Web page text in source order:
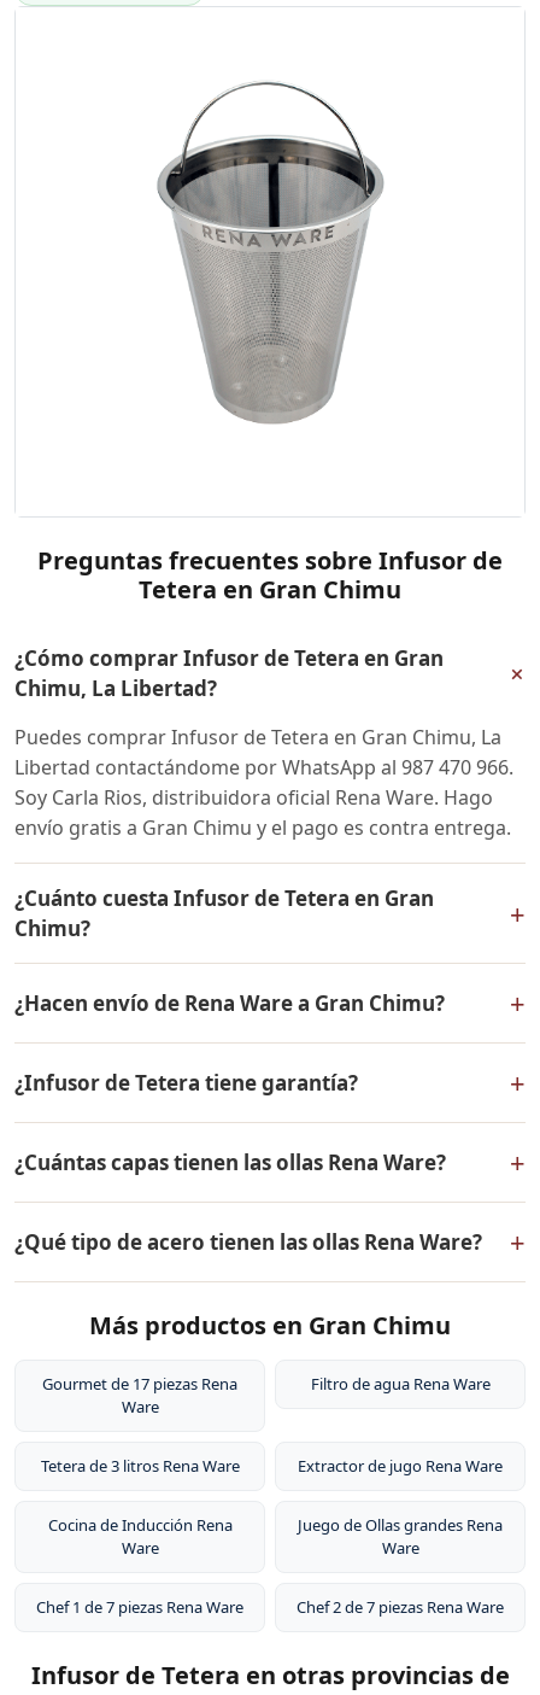
Preguntas frecuentes sobre Infusor de
Tetera en Gran Chimu
¿Cómo comprar Infusor de Tetera en Gran
Chimu, La Libertad?
+
Puedes comprar Infusor de Tetera en Gran Chimu, La
Libertad contactándome por WhatsApp al 987 470 966.
Soy Carla Rios, distribuidora oficial Rena Ware. Hago
envío gratis a Gran Chimu y el pago es contra entrega.
¿Cuánto cuesta Infusor de Tetera en Gran
Chimu?
+
Perú. Contáctame por WhatsApp para conocer el precio
actual, promociones disponibles y facilidades de pago
en cuotas desde el 10% de inicial.
¿Hacen envío de Rena Ware a Gran Chimu? +
Chimu, La Libertad y a todo el Perú. El pago es contra
entrega.
¿Infusor de Tetera tiene garantía? +
defectos de fabricación. Todos los productos Rena
Ware están fabricados en acero inoxidable quirúrgico
18/10 de la más alta calidad.
¿Cuántas capas tienen las ollas Rena Ware? +
dos capas externas de acero inoxidable quirúrgico
18/10, dos capas de aleación de aluminio para
aluminio puro. Este diseño permite cocinar a baja
alimentos.
¿Qué tipo de acero tienen las ollas Rena Ware? +
inoxidable quirúrgico 18/10 (18% cromo, 10% níquel).
sustancias tóxicas, no altera el sabor de los alimentos y
es extremadamente duradero. Por eso tienen garantía
Más productos en Gran Chimu
Gourmet de 17 piezas Rena
Ware
Filtro de agua Rena Ware
Tetera de 3 litros Rena Ware Extractor de jugo Rena Ware
Cocina de Inducción Rena
Ware
Juego de Ollas grandes Rena
Ware
Chef 1 de 7 piezas Rena Ware Chef 2 de 7 piezas Rena Ware
Infusor de Tetera en otras provincias de